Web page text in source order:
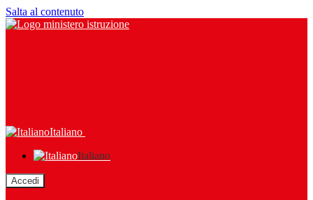
Salta al contenuto
Italiano
Italiano
Accedi